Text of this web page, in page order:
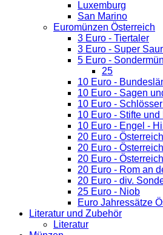
Luxemburg
San Marino
Euromünzen Österreich
3 Euro - Tiertaler
3 Euro - Super
5 Euro -
25
10 Euro -
10 Euro - Sagen
10 Euro -
10 Euro - Stifte
10 Euro - Engel -
20 Euro -
20 Euro -
20 Euro -
20 Euro - Rom an
20 Euro - div.
25 Euro - Niob
Euro Jahressätze
Literatur und Zubehör
Literatur